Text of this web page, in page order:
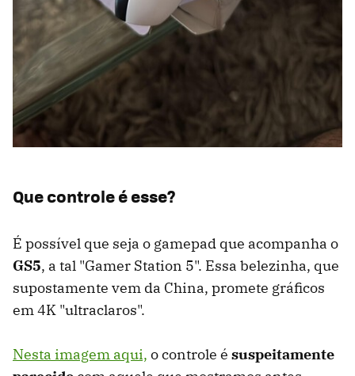
Que controle é esse?
É possível que seja o gamepad que acompanha o
GS5, a tal "Gamer Station 5". Essa belezinha, que
supostamente vem da China, promete gráficos
em 4K "ultraclaros".
Nesta imagem aqui, o controle é suspeitamente